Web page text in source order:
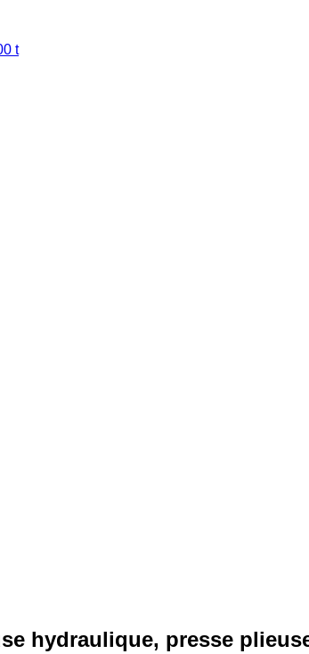
t
hydraulique, presse